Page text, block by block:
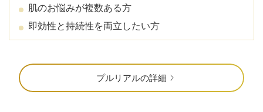
肌のお悩みが複数ある方
即効性と持続性を両立したい方
プルリアルの詳細